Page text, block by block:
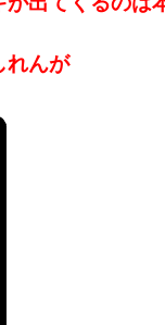
れんが